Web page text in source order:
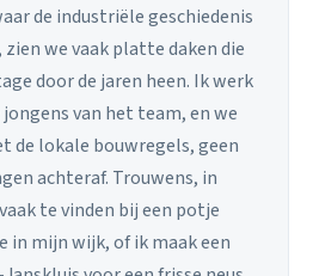
de industriële geschiedenis
we vaak platte daken die
door de jaren heen. Ik werk
van het team, en we
de lokale bouwregels, geen
achteraf. Trouwens, in
te vinden bij een potje
in mijn wijk, of ik maak een